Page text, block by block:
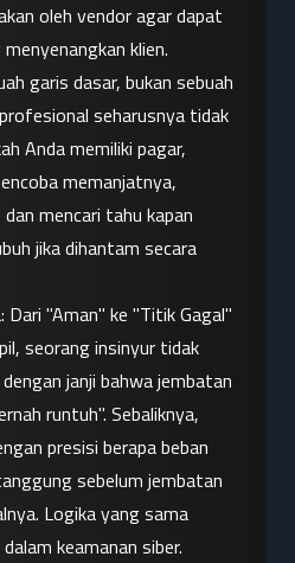
oleh vendor agar dapat
klien.
garis dasar, bukan sebuah
seharusnya tidak
Anda memiliki pagar,
memanjatnya,
mencari tahu kapan
jika dihantam secara
Dari "Aman" ke "Titik Gagal"
seorang insinyur tidak
janji bahwa jembatan
runtuh". Sebaliknya,
presisi berapa beban
sebelum jembatan
Logika yang sama
keamanan siber.